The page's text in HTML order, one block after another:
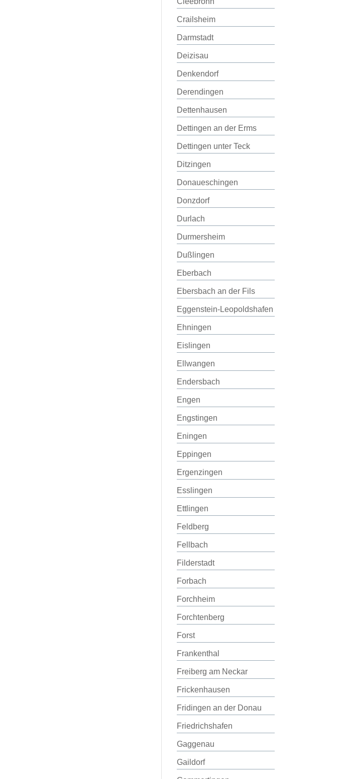
Crailsheim
Darmstadt
Deizisau
Denkendorf
Derendingen
Dettenhausen
Dettingen an der Erms
Dettingen unter Teck
Ditzingen
Donaueschingen
Donzdorf
Durlach
Durmersheim
Dußlingen
Eberbach
Ebersbach an der Fils
Eggenstein-Leopoldshafen
Ehningen
Eislingen
Ellwangen
Endersbach
Engen
Engstingen
Eningen
Eppingen
Ergenzingen
Esslingen
Ettlingen
Feldberg
Fellbach
Filderstadt
Forbach
Forchheim
Forchtenberg
Forst
Frankenthal
Freiberg am Neckar
Frickenhausen
Fridingen an der Donau
Friedrichshafen
Gaggenau
Gaildorf